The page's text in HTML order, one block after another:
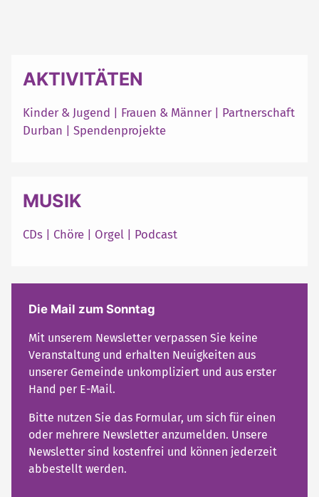
AKTIVITÄTEN
Kinder & Jugend Frauen & Männer| Partnerschaft
Durban
Spendenprojekte
MUSIK
CDs Chöre Orgel Podcast
Die Mail zum Sonntag
Mit unserem Newsletter verpassen Sie keine
Veranstaltung und erhalten Neuigkeiten aus
unserer Gemeinde unkompliziert und aus erster
Hand per E-Mail.
Bitte nutzen Sie das Formular, um sich für einen
oder mehrere Newsletter anzumelden. Unsere
Newsletter sind kostenfrei und können jederzeit
abbestellt werden.